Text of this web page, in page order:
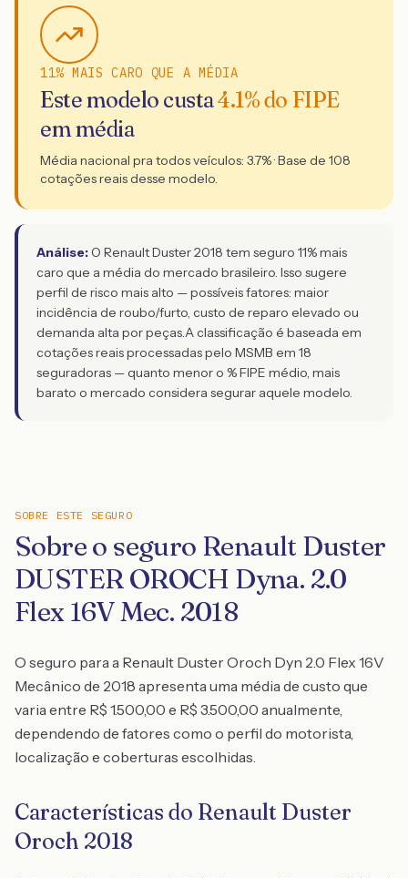
11% MAIS CARO QUE A MÉDIA
Este modelo custa4.1% do FIPE
em média
Média nacional pra todos veículos: 3.7% · Base de 108
cotações reais desse modelo.
Análise: O Renault Duster 2018 tem seguro 11% mais
caro que a média do mercado brasileiro. Isso sugere
perfil de risco mais alto — possíveis fatores: maior
incidência de roubo/furto, custo de reparo elevado ou
demanda alta por peças.A classificação é baseada em
cotações reais processadas pelo MSMB em 18
seguradoras — quanto menor o % FIPE médio, mais
barato o mercado considera segurar aquele modelo.
SOBRE ESTE SEGURO
Sobre o seguro Renault Duster
DUSTER OROCH Dyna. 2.0
Flex 16V Mec. 2018
O seguro para a Renault Duster Oroch Dyn 2.0 Flex 16V
Mecânico de 2018 apresenta uma média de custo que
varia entre R$ 1.500,00 e R$ 3.500,00 anualmente,
dependendo de fatores como o perfil do motorista,
localização e coberturas escolhidas.
Características do Renault Duster
Oroch 2018